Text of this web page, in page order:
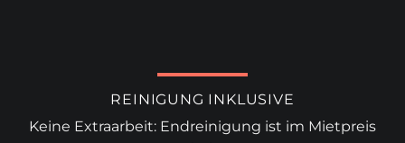
REINIGUNG INKLUSIVE
Keine Extraarbeit: Endreinigung ist im Mietpreis